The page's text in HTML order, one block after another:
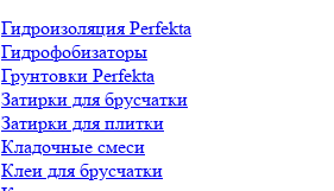
Гидроизоляция Perfekta
Гидрофобизаторы
Грунтовки Perfekta
Затирки для брусчатки
Затирки для плитки
Кладочные смеси
Клеи для брусчатки